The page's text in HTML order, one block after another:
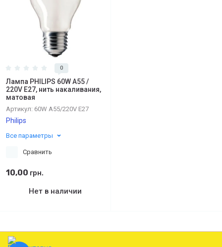
0
Лампа PHILIPS 60W A55 /
220V E27, нить накаливания,
матовая
Артикул: 60W A55/220V E27
Philips
Все параметры
Сравнить
10,00 грн.
Нет в наличии